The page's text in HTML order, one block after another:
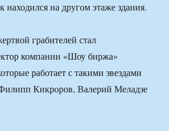
находился на другом этаже здания.
грабителей стал
компании «Шоу биржа»
работает с такими звездами
Кикроров, Валерий Меладзе